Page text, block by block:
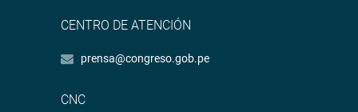
CENTRO DE ATENCIÓN
prensa@congreso.gob.pe
CNC